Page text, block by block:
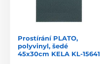
Prostírání PLATO,
polyvinyl, šedé
45x30cm KELA KL-15641